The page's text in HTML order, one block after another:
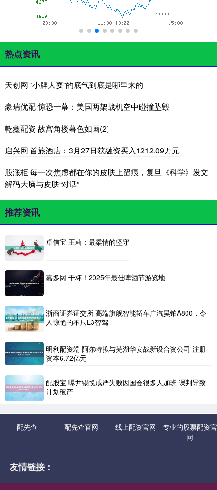
热点资讯
天创网 “小牌大耍”的底气到底是哪里来的
豪瑞优配 惊恐一幕：美国两架战机空中碰撞坠毁
乾鑫配资 故宫角楼暮色如画(2)
启兴网 首旅酒店：3月27日获融资买入1212.09万元
股涨柜 每一次焦虑都在你的皮肤上留痕，复旦《科学》发文
解码大脑与皮肤“对话”
推荐资讯
卓信宝 王莉：最柔情的坚守
嘉多网 干杯！2025年最佳啤酒节游览地
浙商证券证交所 高端旗舰智能轿车广汽昊铂A800，令
人惊艳的不只L3智驾
明利配资端 阿尔特拟与芜湖华安战新设合资公司 注册
资本6.72亿元
配股宝 曝尹锡悦戒严失败因国会很多人加班 误判导致
计划破产
配先查 配先查官网 线上配资官网
专业的股票配资官
网
友情链接：